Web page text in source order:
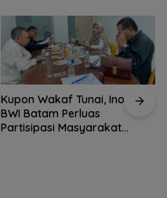
Kupon Wakaf Tunai, Inovasi
BWI Batam Perluas
Partisipasi Masyarakat